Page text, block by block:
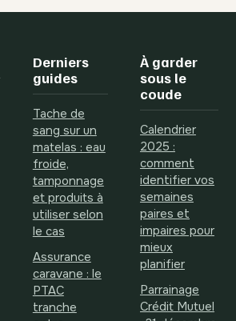
comment réagir ?
Derniers
guides
Tache de
sang sur un
matelas : eau
froide,
tamponnage
et produits à
utiliser selon
le cas
Assurance
caravane : le
PTAC
tranche
À garder
sous le
coude
Calendrier
2025 :
comment
identifier vos
semaines
paires et
impaires pour
mieux
planifier
Parrainage
Crédit Mutuel